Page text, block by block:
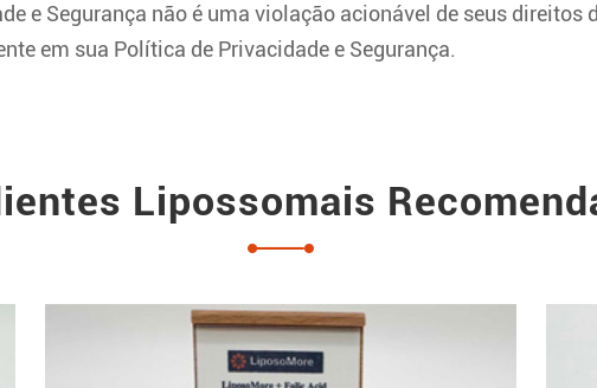
e Segurança não é uma violação acionável de seus
em sua Política de Privacidade e Segurança.
Lipossomais